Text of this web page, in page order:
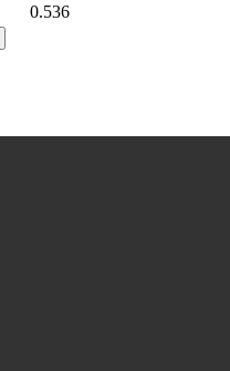
0.536